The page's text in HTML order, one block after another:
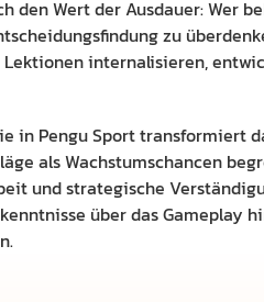
den Wert der Ausdauer:
zu
internalisieren,
in Pengu Sport transformiert
als Wachstumschancen
und strategische
über das Gameplay